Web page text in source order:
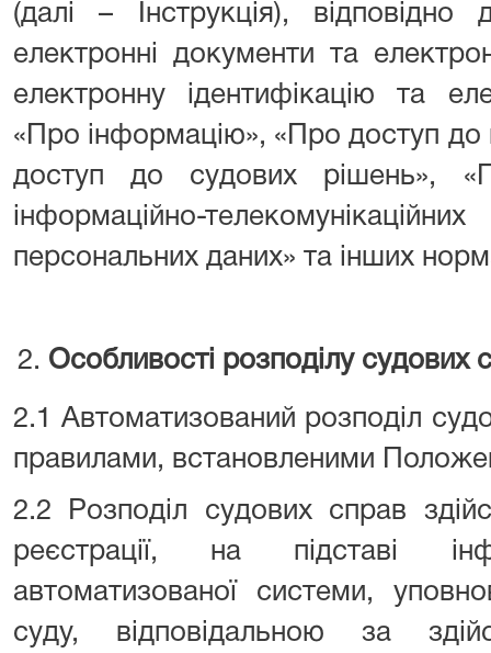
(далі – Інструкція),
електронні документи та
електронну ідентифікацію та
«Про інформацію», «Про доступ до
доступ до судових рішень»,
інформаційно-
персональних даних» та інших
Особливості розподілу судових
2.1 Автоматизований розподіл
правилами, встановленими
2.2 Розподіл судових справ
реєстрації, на підставі
автоматизованої системи,
суду, відповідальною за